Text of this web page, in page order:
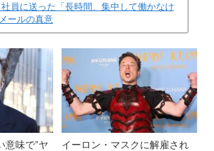
員に送った「長時間、集中して働かなけ
ールの真意
意味で”ヤ
イーロン・マスクに解雇され